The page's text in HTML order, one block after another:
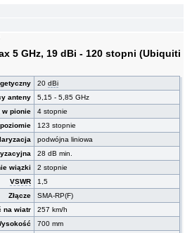
5 GHz, 19 dBi - 120 stopni (Ubiquiti
20dBi
anteny
5,15 - 5,85 GHz
w pionie
4 stopnie
123 stopnie
podwójna liniowa
28 dB min.
wiązki
2 stopnie
VSWR
1,5
Złącze
SMA-RP(F)
na wiatr
257 km/h
700 mm